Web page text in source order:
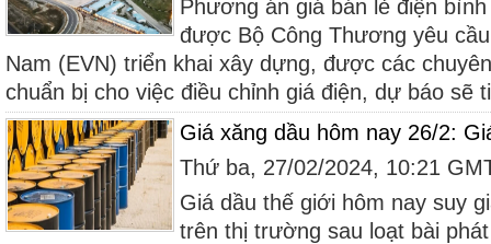
Phương án giá bán lẻ điện
được Bộ Công Thương yêu
Nam (EVN) triển khai xây dựng, được các
chuẩn bị cho việc điều chỉnh giá điện, dự báo
Giá xăng dầu hôm nay 26/2:
Thứ ba, 27/02/2024, 10:21
Giá dầu thế giới hôm nay suy
trên thị trường sau loạt bài